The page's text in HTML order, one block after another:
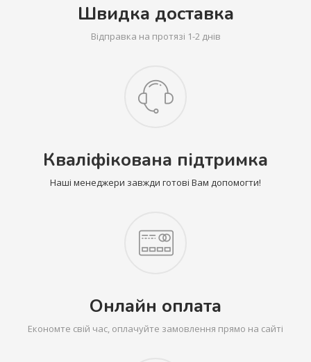
Швидка доставка
Відправка на протязі 1-2 днів
Кваліфікована підтримка
Наші менеджери завжди готові Вам допомогти!
Онлайн оплата
Економте свій час, оплачуйте замовлення прямо на сайті